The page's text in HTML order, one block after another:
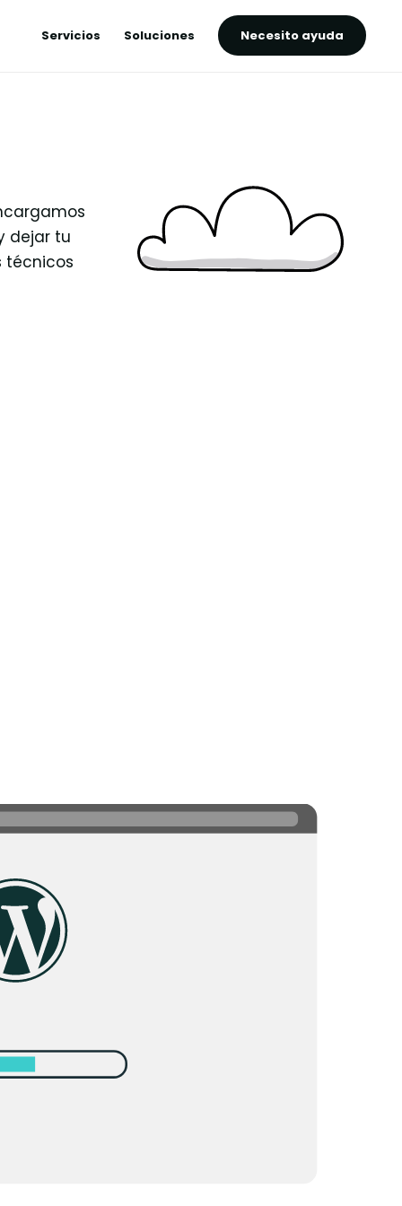
Servicios Soluciones Necesito ayuda
dejar tu
técnicos